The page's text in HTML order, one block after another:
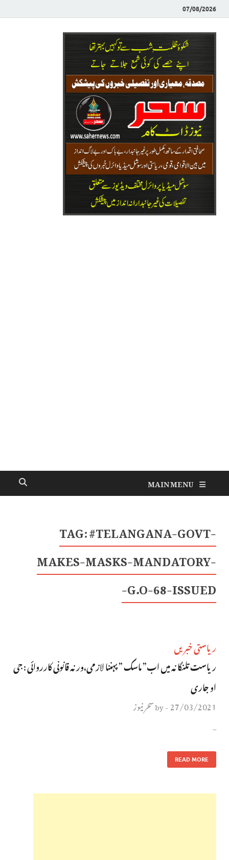
07/08/2026
MAIN MENU
TAG:#TELANGANA-GOVT-
MAKES-MASKS-MANDATORY-
G.O-68-ISSUED-
ریاستی خبریں
ریاست تلنگانہ میں اب” ماسک ” پہننا لازمی،ورنہ قانونی کارروائی : جی
او جاری
27/03/2021
-
byسحر نیوز
…
READ MORE